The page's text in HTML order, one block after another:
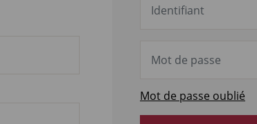
Mot de passe oublié